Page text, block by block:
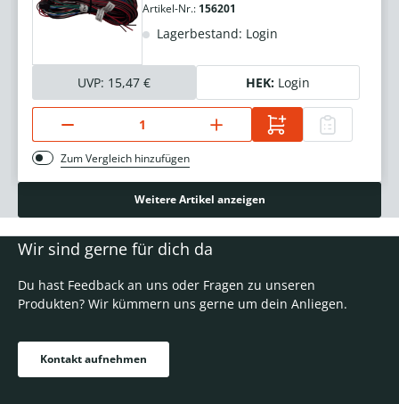
Artikel-Nr.: 156201
Lagerbestand: Login
UVP: 15,47 € HEK: Login
Zum Vergleich hinzufügen
Weitere Artikel anzeigen
Wir sind gerne für dich da
Du hast Feedback an uns oder Fragen zu unseren
Produkten? Wir kümmern uns gerne um dein Anliegen.
Kontakt aufnehmen